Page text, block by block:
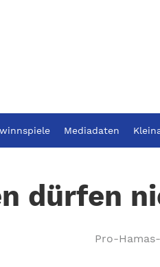
Mediadaten
dürfen
Pro-